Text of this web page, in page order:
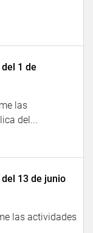
1 de
las
del...
13 de junio
las actividades